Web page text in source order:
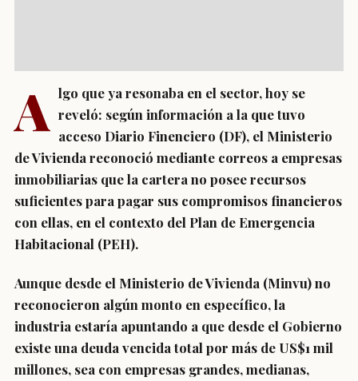
A lgo que ya resonaba en el sector, hoy se
reveló: según información a la que tuvo
acceso Diario Finenciero (DF), el Ministerio
de Vivienda reconoció mediante correos a empresas
inmobiliarias que la cartera no posee recursos
suficientes para pagar sus compromisos financieros
con ellas, en el contexto del Plan de Emergencia
Habitacional (PEH).
Aunque desde el Ministerio de Vivienda (Minvu) no
reconocieron algún monto en específico, la
industria estaría apuntando a que desde el Gobierno
existeuna deuda vencida total por más de US$1 mil
millones, sea con empresas grandes, medianas,